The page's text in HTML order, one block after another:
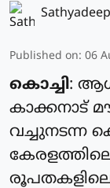
Published on: 06
കൊച്ചി:
കാക്കനാട്
വച്ചുനടന്ന